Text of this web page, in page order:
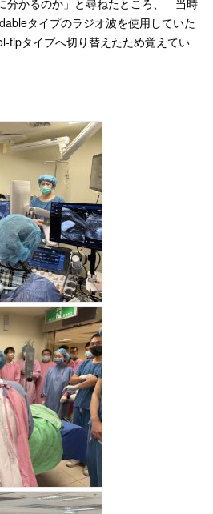
分かるのか」と尋ねたところ、「当時
タイプのラジオ波を使用していた
tipタイプへ切り替えたため覚えてい